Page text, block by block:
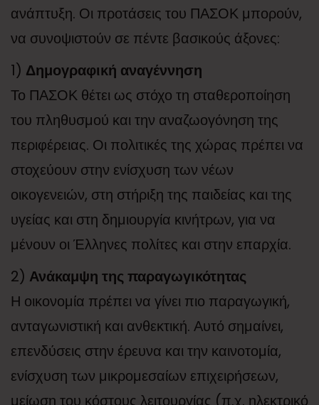
ανάπτυξη. Οι προτάσεις του ΠΑΣΟΚ μπορούν,
να συνοψιστούν σε πέντε βασικούς άξονες:
1) Δημογραφική αναγέννηση
Το ΠΑΣΟΚ θέτει ως στόχο τη σταθεροποίηση
του πληθυσμού και την αναζωογόνηση της
περιφέρειας. Οι πολιτικές της χώρας πρέπει να
στοχεύουν στην ενίσχυση των νέων
οικογενειών, στη στήριξη της παιδείας και της
υγείας και στη δημιουργία κινήτρων, για να
μένουν οι Έλληνες πολίτες και στην επαρχία.
2) Ανάκαμψη της παραγωγικότητας
Η οικονομία πρέπει να γίνει πιο παραγωγική,
ανταγωνιστική και ανθεκτική. Αυτό σημαίνει,
επενδύσεις στην έρευνα και την καινοτομία,
ενίσχυση των μικρομεσαίων επιχειρήσεων,